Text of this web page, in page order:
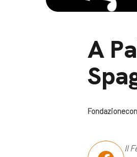
A
Il
Seguici sui social: